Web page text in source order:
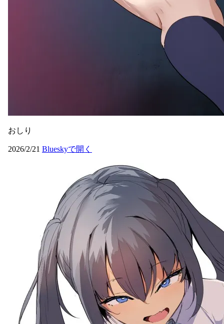
おしり
2026/2/21 Blueskyで開く